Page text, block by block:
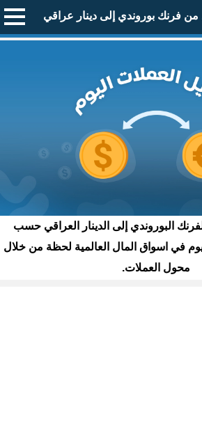
من فرنك بوروندي إلى دينار عراقي
البوروندي إلى الدينار العراقي حسب
في اسواق المال العالمية لحظة من خلال
محول العملات.